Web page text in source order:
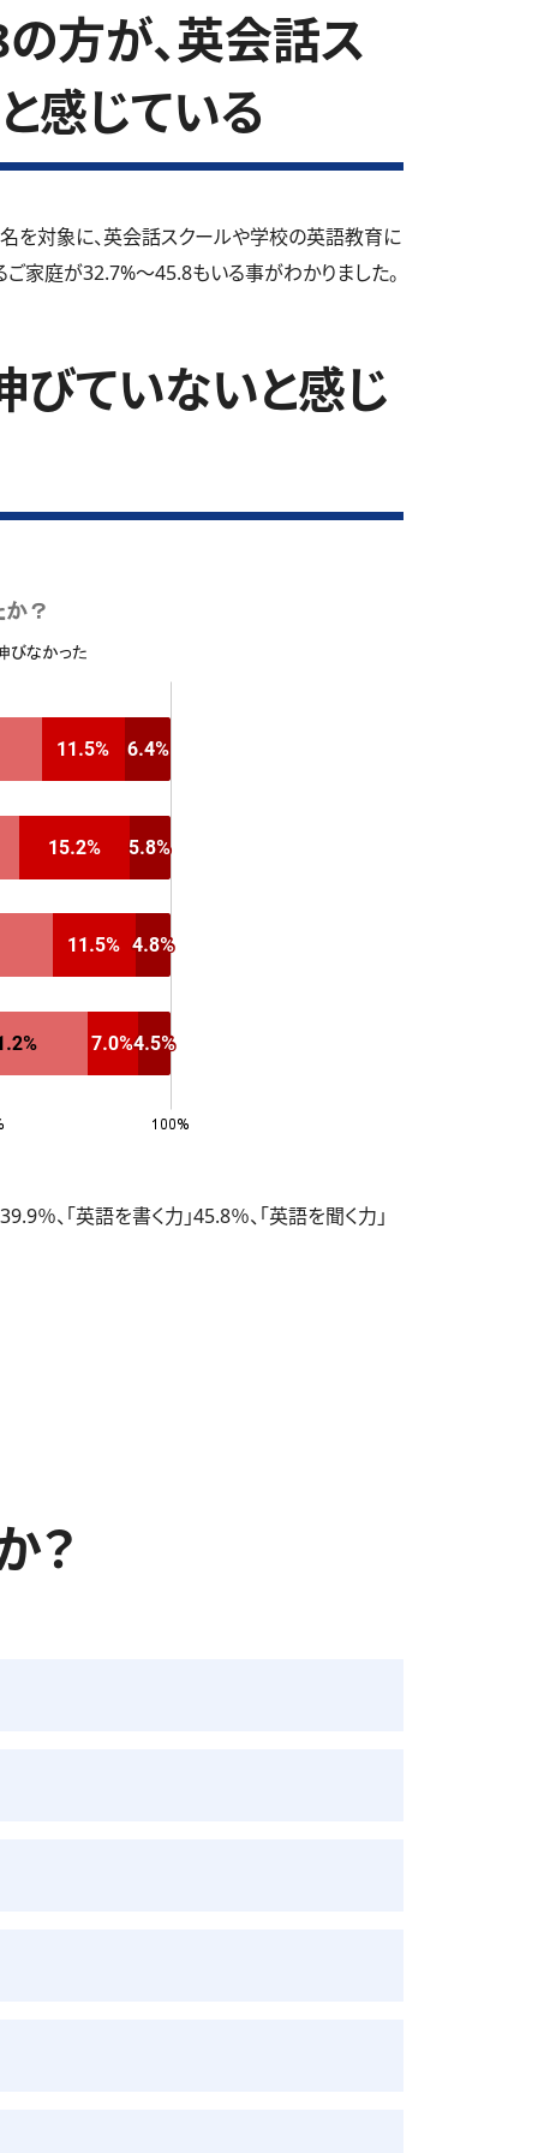
方が、英会話ス
感じている
を対象に、英会話スクールや学校の英語教育に
ご家庭が32.7%～45.8もいる事がわかりました。
びていないと感じ
、「英語を書く力」45.8％、「英語を聞く力」
？